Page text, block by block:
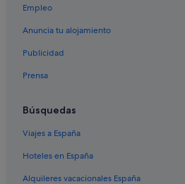
Pensiones en San Candido
Rasun di Sopra hoteles
Hoteles de 5 estrellas en San Candido
Sesto hoteles
B&B en Dobbiaco
Hoteles con spa en San Candido
Carbonin hoteles
Hoteles de 3 estrellas en San Candido
Empleo
Anuncia tu alojamiento
Publicidad
Prensa
Búsquedas
Viajes a España
Hoteles en España
Alquileres vacacionales España